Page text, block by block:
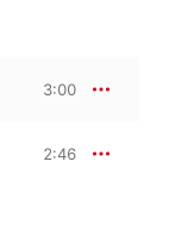
3:00
2:46